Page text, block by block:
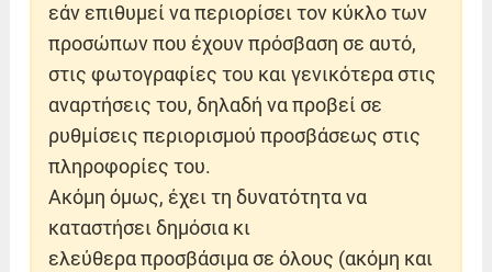
εάν επιθυμεί να περιορίσει τον κύκλο των
προσώπων που έχουν πρόσβαση σε αυτό,
στις φωτογραφίες του και γενικότερα στις
αναρτήσεις του, δηλαδή να προβεί σε
ρυθμίσεις περιορισμού προσβάσεως στις
πληροφορίες του.
Ακόμη όμως, έχει τη δυνατότητα να
καταστήσει δημόσια κι
ελεύθερα προσβάσιμα σε όλους (ακόμη και